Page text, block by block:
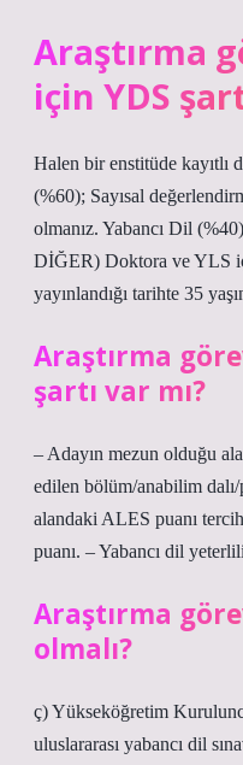
Araştırma
için YDS
Halen bir enstitüde kayıtlı
(%60); Sayısal
olmanız. Yabancı Dil
DİĞER) Doktora ve YLS
yayınlandığı tarihte 35
Araştırma
şartı var mı?
– Adayın mezun olduğu
edilen bölüm/anabilim
alandaki ALES puanı
puanı. – Yabancı dil
Araştırma
olmalı?
ç) Yükseköğretim
uluslararası yabancı dil